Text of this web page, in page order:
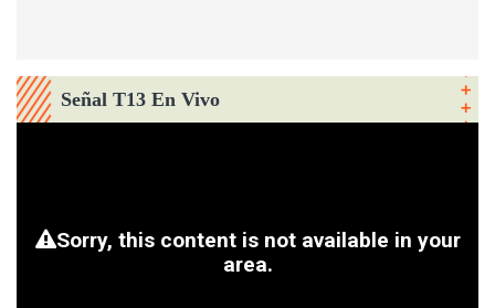
Señal T13 En Vivo